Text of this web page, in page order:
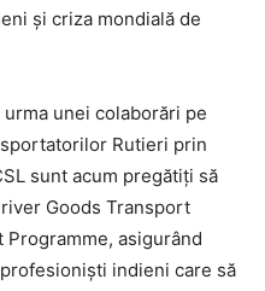
și criza mondială de
unei colaborări pe
Rutieri prin
sunt acum pregătiți să
Goods Transport
asigurând
indieni care să